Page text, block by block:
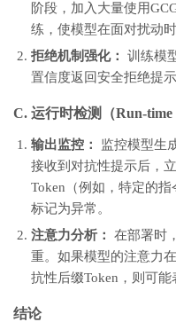
阶段，加入大量使用
练，使模型在面对扰动
拒绝机制强化：
训练模
置信度返回安全拒绝提
C. 运行时检测（Run-time
输出监控：
监控模型生
接收到对抗性提示后，
Token（例如，特定的
标记为异常。
注意力分析：
在部署时
重。如果模型的注意力
抗性后缀Token，则可能
结论